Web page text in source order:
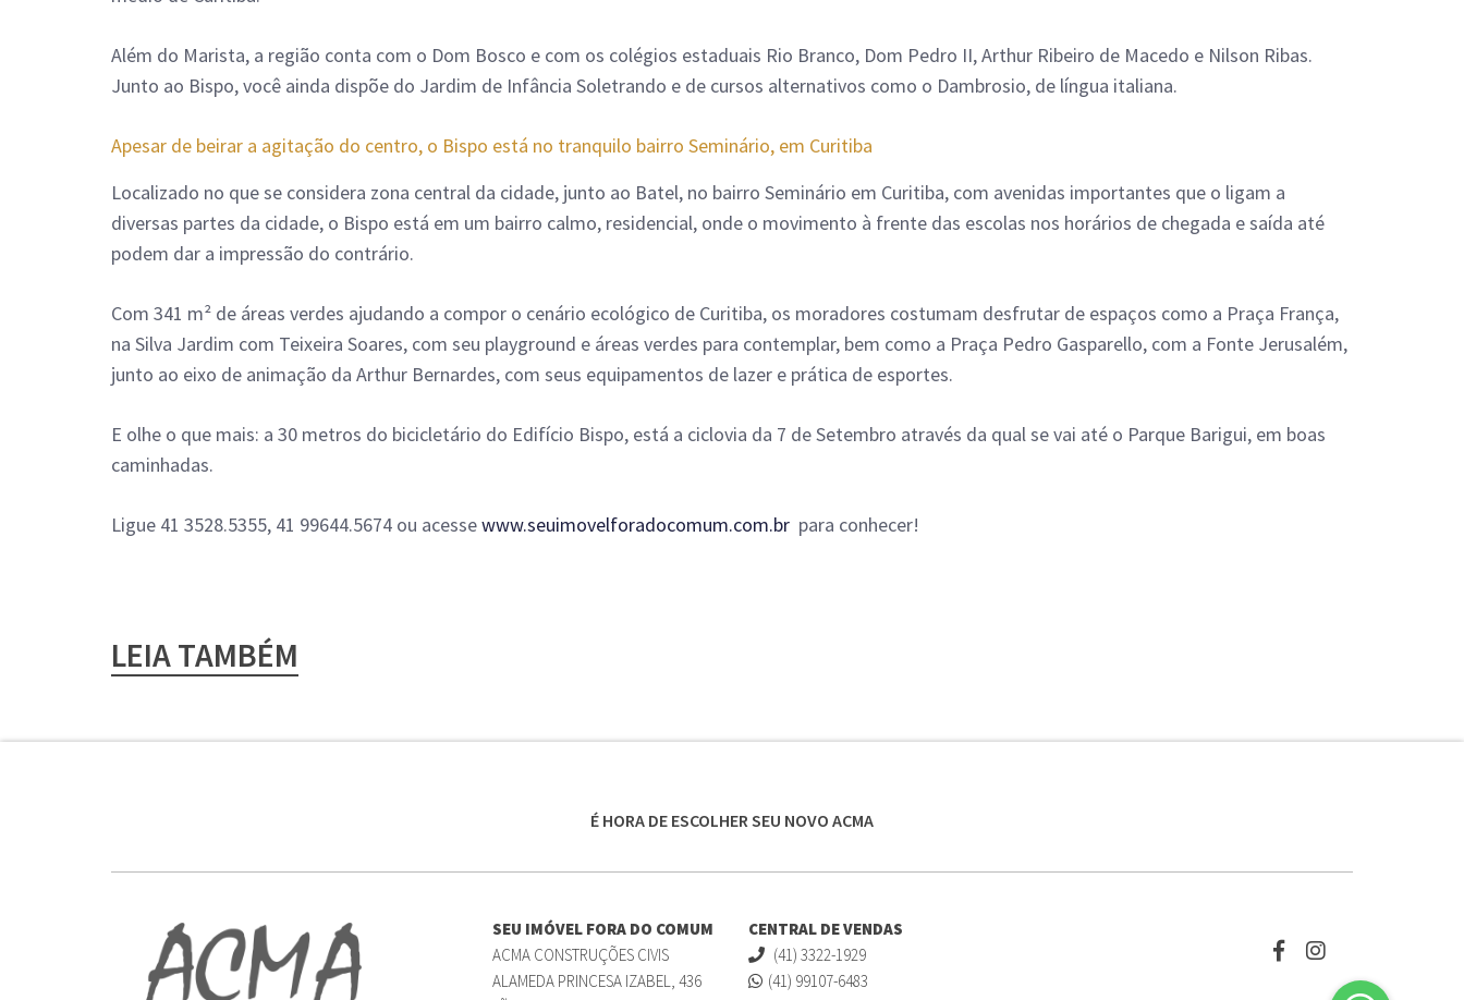
Além do Marista, a região conta com o Dom Bosco e com os colégios estaduais Rio Branco, Dom Pedro II, Arthur Ribeiro de Macedo e Nilson Ribas.
Junto ao Bispo, você ainda dispõe do Jardim de Infância Soletrando e de cursos alternativos como o Dambrosio, de língua italiana.
Apesar de beirar a agitação do centro, o Bispo está no tranquilo bairro Seminário, em Curitiba
Localizado no que se considera zona central da cidade, junto ao Batel, no bairro Seminário em Curitiba, com avenidas importantes que o ligam a
diversas partes da cidade, o Bispo está em um bairro calmo, residencial, onde o movimento à frente das escolas nos horários de chegada e saída até
podem dar a impressão do contrário.
Com 341 m² de áreas verdes ajudando a compor o cenário ecológico de Curitiba, os moradores costumam desfrutar de espaços como a Praça França,
na Silva Jardim com Teixeira Soares, com seu playground e áreas verdes para contemplar, bem como a Praça Pedro Gasparello, com a Fonte Jerusalém,
junto ao eixo de animação da Arthur Bernardes, com seus equipamentos de lazer e prática de esportes.
E olhe o que mais: a 30 metros do bicicletário do Edifício Bispo, está a ciclovia da 7 de Setembro através da qual se vai até o Parque Barigui, em boas
caminhadas.
Ligue 41 3528.5355, 41 99644.5674 ou acessewww.seuimovelforadocomum.com.br para conhecer!
LEIA TAMBÉM
É HORA DE ESCOLHER SEU NOVO ACMA
SEU IMÓVEL FORA DO COMUM
ACMA CONSTRUÇÕES CIVIS
ALAMEDA PRINCESA IZABEL, 436
CENTRAL DE VENDAS
(41) 3322-1929
(41) 99107-6483